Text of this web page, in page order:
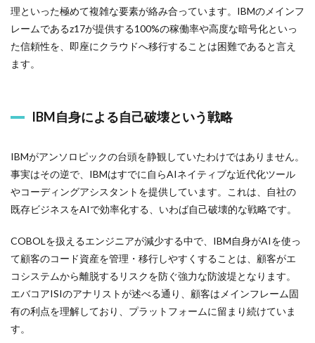
理といった極めて複雑な要素が絡み合っています。IBMのメインフ
レームであるz17が提供する100%の稼働率や高度な暗号化といっ
た信頼性を、即座にクラウドへ移行することは困難であると言え
ます。
IBM自身による自己破壊という戦略
IBMがアンソロピックの台頭を静観していたわけではありません。
事実はその逆で、IBMはすでに自らAIネイティブな近代化ツール
やコーディングアシスタントを提供しています。これは、自社の
既存ビジネスをAIで効率化する、いわば自己破壊的な戦略です。
COBOLを扱えるエンジニアが減少する中で、IBM自身がAIを使っ
て顧客のコード資産を管理・移行しやすくすることは、顧客がエ
コシステムから離脱するリスクを防ぐ強力な防波堤となります。
エバコアISIのアナリストが述べる通り、顧客はメインフレーム固
有の利点を理解しており、プラットフォームに留まり続けていま
す。